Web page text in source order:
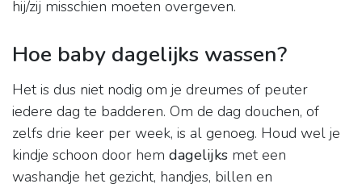
hij/zij misschien moeten overgeven.
Hoe baby dagelijks wassen?
Het is dus niet nodig om je dreumes of peuter
iedere dag te badderen. Om de dag douchen, of
zelfs drie keer per week, is al genoeg. Houd wel je
kindje schoon door hem dagelijks met een
washandje het gezicht, handjes, billen en